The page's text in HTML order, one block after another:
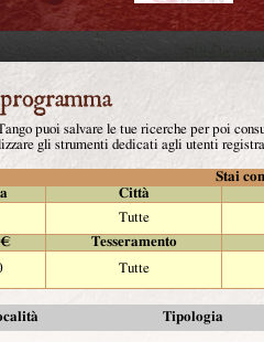
puoi salvare le tue ricerche per poi
gli strumenti dedicati agli utenti
Stai
Città
Tutte
€
Tesseramento
Tutte
Tipologia